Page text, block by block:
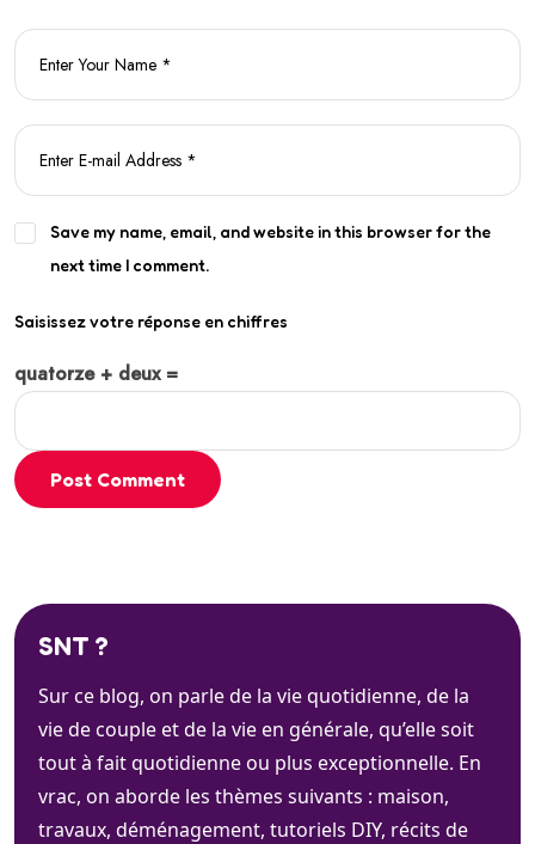
Save my name, email, and website in this browser for the
next time I comment.
Saisissez votre réponse en chiffres
quatorze + deux =
Post Comment
SNT ?
Sur ce blog, on parle de la vie quotidienne, de la
vie de couple et de la vie en générale, qu’elle soit
tout à fait quotidienne ou plus exceptionnelle. En
vrac, on aborde les thèmes suivants : maison,
travaux, déménagement, tutoriels DIY, récits de